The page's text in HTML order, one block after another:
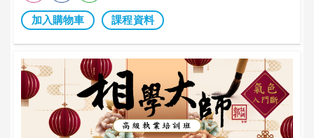
加入購物車 課程資料